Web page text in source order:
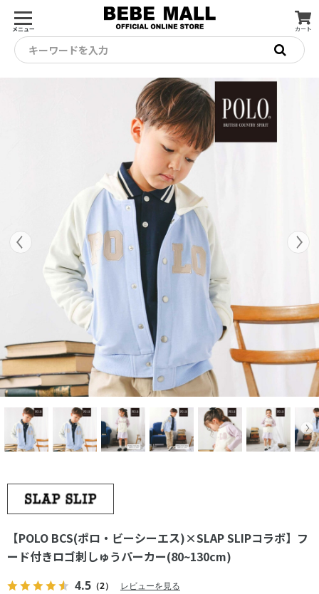
メニュー カート
キーワードを入力
【POLO BCS(ポロ・ビーシーエス)×SLAP SLIPコラボ】フ
ード付きロゴ刺しゅうパーカー(80~130cm)
4.5 （2） レビューを見る